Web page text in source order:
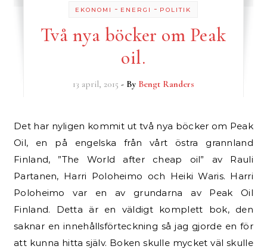
EKONOMI - ENERGI - POLITIK
Två nya böcker om Peak
oil.
13 april, 2015 - By Bengt Randers
Det har nyligen kommit ut två nya böcker om Peak
Oil, en på engelska från vårt östra grannland
Finland, ”The World after cheap oil” av Rauli
Partanen, Harri Poloheimo och Heiki Waris. Harri
Poloheimo var en av grundarna av Peak Oil
Finland. Detta är en väldigt komplett bok, den
saknar en innehållsförteckning så jag gjorde en för
att kunna hitta själv. Boken skulle mycket väl skulle